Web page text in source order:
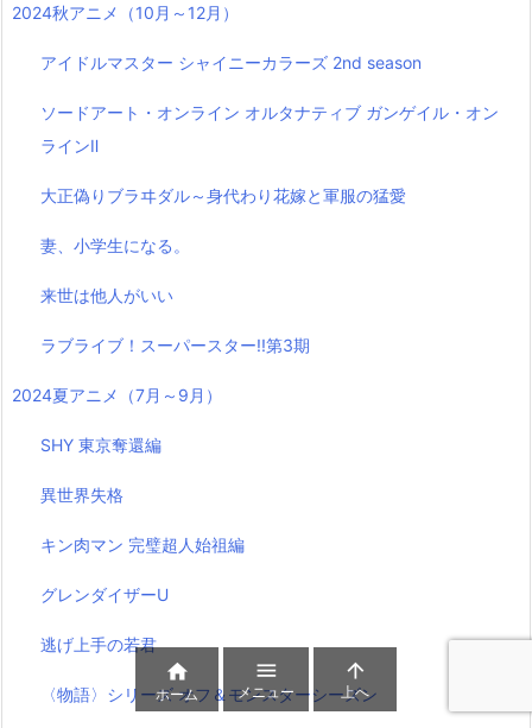
2024秋アニメ（10月～12月）
アイドルマスター シャイニーカラーズ 2nd season
ソードアート・オンライン オルタナティブ ガンゲイル・オン
ラインⅡ
大正偽りブラヰダル～身代わり花嫁と軍服の猛愛
妻、小学生になる。
来世は他人がいい
ラブライブ！スーパースター!!第3期
2024夏アニメ（7月～9月）
SHY 東京奪還編
異世界失格
キン肉マン 完璧超人始祖編
グレンダイザーU
逃げ上手の若君
〈物語〉シリーズ オフ＆モンスターシーズン

ホーム

メニュー

上へ